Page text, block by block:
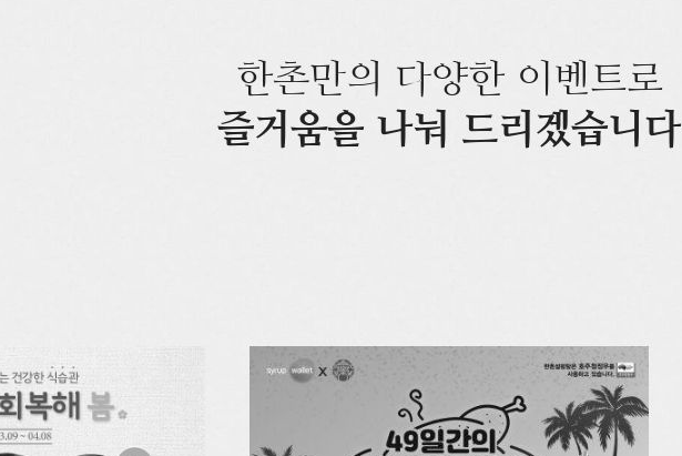
한촌만의 다양한 이벤트로
즐거움을 나눠 드리겠습니다